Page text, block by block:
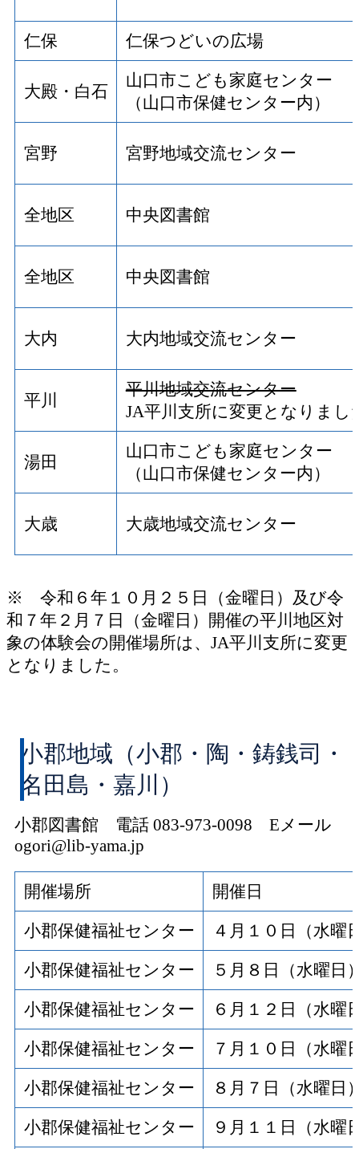
仁保 仁保つどいの広場
大殿・白石
山口市こども家庭センター
（山口市保健センター内）
宮野 宮野地域交流センター
全地区 中央図書館
全地区 中央図書館
大内 大内地域交流センター
平川
平川地域交流センター
JA平川支所に変更となりまし
湯田
山口市こども家庭センター
（山口市保健センター内）
大歳 大歳地域交流センター
※ 令和６年１０月２５日（金曜日）及び令
和７年２月７日（金曜日）開催の平川地区対
象の体験会の開催場所は、JA平川支所に変更
となりました。
小郡地域（小郡・陶・鋳銭司・
名田島・嘉川）
小郡図書館 電話 083-973-0098 Eメール
ogori@lib-yama.jp
開催場所 開催日
小郡保健福祉センター ４月１０日（水曜
小郡保健福祉センター ５月８日（水曜日
小郡保健福祉センター ６月１２日（水曜
小郡保健福祉センター ７月１０日（水曜
小郡保健福祉センター ８月７日（水曜日
小郡保健福祉センター ９月１１日（水曜